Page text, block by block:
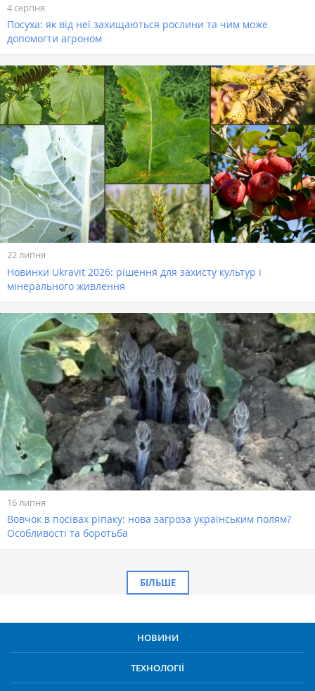
4 серпня
Посуха: як від неї захищаються рослини та чим може
допомогти агроном
22 липня
Новинки Ukravit 2026: рішення для захисту культур і
мінерального живлення
16 липня
Вовчок в посівах ріпаку: нова загроза українським полям?
Особливості та боротьба
БІЛЬШЕ
НОВИНИ
ТЕХНОЛОГІЇ